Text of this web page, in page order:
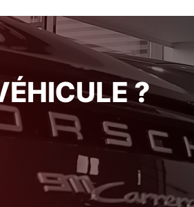
tout le staff pour leur
et leur gentillesse Je
vraiment ce
suite à mon expérience
font
ravi
son
?